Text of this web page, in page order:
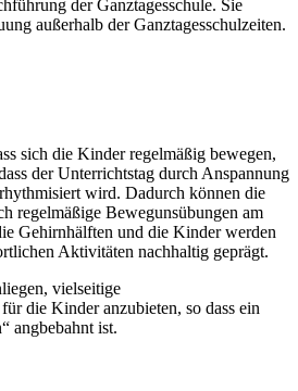
der Ganztagesschule. Sie
außerhalb der Ganztagesschulzeiten.
sich die Kinder regelmäßig bewegen,
der Unterrichtstag durch Anspannung
wird. Dadurch können die
regelmäßige Bewegunsübungen am
Gehirnhälften und die Kinder werden
Aktivitäten nachhaltig geprägt.
vielseitige
die Kinder anzubieten, so dass ein
angbebahnt ist.